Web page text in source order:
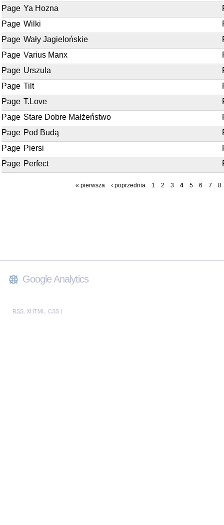
Page Ya Hozna
Page Wilki
Page Wały Jagielońskie
Page Varius Manx
Page Urszula
Page Tilt
Page T.Love
Page Stare Dobre Małżeństwo
Page Pod Budą
Page Piersi
Page Perfect
« pierwsza ‹ poprzednia 1 2 3 4 5 6 7 8
Google Analytics
RSS XHTML CSS |